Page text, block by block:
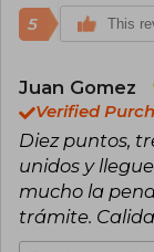
5 This
Juan Gomez
Verified
Diez puntos,
unidos y
mucho la
trámite.